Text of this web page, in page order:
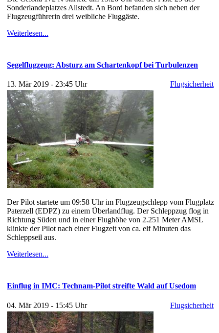
Sonderlandeplatzes Allstedt. An Bord befanden sich neben der
Flugzeugführerin drei weibliche Fluggäste.
Weiterlesen...
Segelflugzeug: Absturz am Schartenkopf bei Turbulenzen
13. Mär 2019 - 23:45 Uhr Flugsicherheit
Der Pilot startete um 09:58 Uhr im Flugzeugschlepp vom Flugplatz
Paterzell (EDPZ) zu einem Überlandflug. Der Schleppzug flog in
Richtung Süden und in einer Flughöhe von 2.251 Meter AMSL
klinkte der Pilot nach einer Flugzeit von ca. elf Minuten das
Schleppseil aus.
Weiterlesen...
Einflug in IMC: Technam-Pilot streifte Wald auf Usedom
04. Mär 2019 - 15:45 Uhr Flugsicherheit